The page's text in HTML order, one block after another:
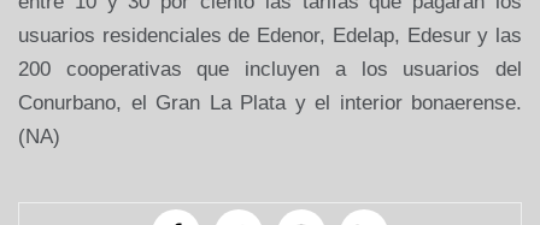
usuarios residenciales de Edenor, Edelap, Edesur y las
200 cooperativas que incluyen a los usuarios del
Conurbano, el Gran La Plata y el interior bonaerense.
(NA)